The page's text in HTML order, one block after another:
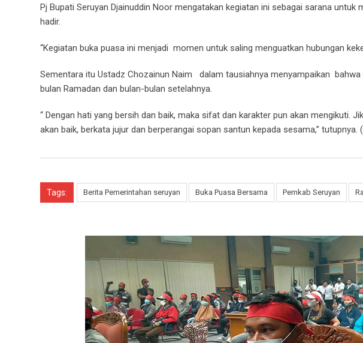
Pj Bupati Seruyan Djainuddin Noor mengatakan kegiatan ini sebagai sarana
hadir.
“Kegiatan buka puasa ini menjadi momen untuk saling menguatkan hubungan
Sementara itu Ustadz Chozainun Naim dalam tausiahnya menyampaikan
bulan Ramadan dan bulan-bulan setelahnya.
“ Dengan hati yang bersih dan baik, maka sifat dan karakter pun akan mengikuti.
akan baik, berkata jujur dan berperangai sopan santun kepada sesama,” tutupnya.
Tags: Berita Pemerintahan seruyan Buka Puasa Bersama Pemkab Seruyan